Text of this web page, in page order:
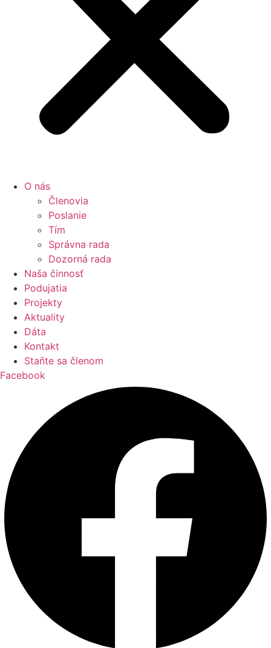
O nás
Členovia
Poslanie
Tím
Správna rada
Dozorná rada
Naša činnosť
Podujatia
Projekty
Aktuality
Dáta
Kontakt
Staňte sa členom
Facebook